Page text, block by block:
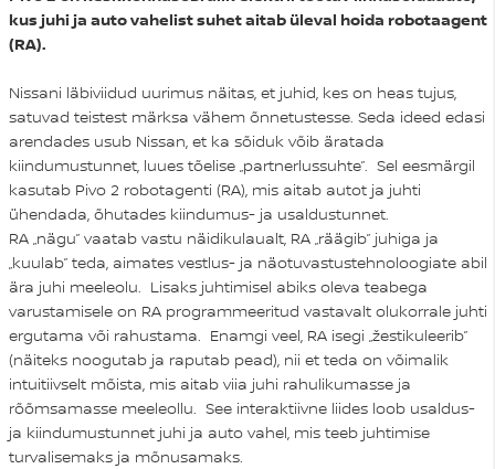
kus juhi ja auto vahelist suhet aitab üleval hoida robotaagent
(RA).
Nissani läbiviidud uurimus näitas, et juhid, kes on heas tujus,
satuvad teistest märksa vähem õnnetustesse. Seda ideed edasi
arendades usub Nissan, et ka sõiduk võib äratada
kiindumustunnet, luues tõelise „partnerlussuhte”. Sel eesmärgil
kasutab Pivo 2 robotagenti (RA), mis aitab autot ja juhti
ühendada, õhutades kiindumus- ja usaldustunnet.
RA „nägu” vaatab vastu näidikulaualt, RA „räägib” juhiga ja
„kuulab” teda, aimates vestlus- ja näotuvastustehnoloogiate abil
ära juhi meeleolu. Lisaks juhtimisel abiks oleva teabega
varustamisele on RA programmeeritud vastavalt olukorrale juhti
ergutama või rahustama. Enamgi veel, RA isegi „žestikuleerib”
(näiteks noogutab ja raputab pead), nii et teda on võimalik
intuitiivselt mõista, mis aitab viia juhi rahulikumasse ja
rõõmsamasse meeleollu. See interaktiivne liides loob usaldus-
ja kiindumustunnet juhi ja auto vahel, mis teeb juhtimise
turvalisemaks ja mõnusamaks.